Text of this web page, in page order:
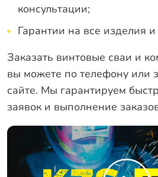
консультации;
Гарантии на все изделия
Заказать винтовые сваи и
вы можете по телефону или
сайте. Мы гарантируем
заявок и выполнение